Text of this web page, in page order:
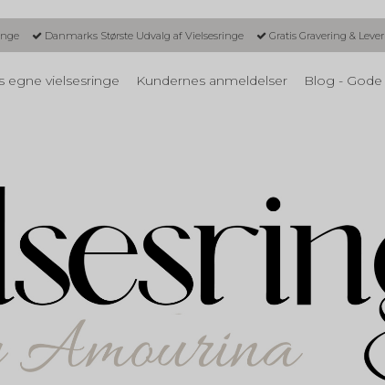
Danmarks Største Udvalg af Vielsesringe Gratis Gravering &
egne vielsesringe Kundernes anmeldelser Blog - Gode